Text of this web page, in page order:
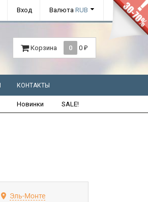
Вход Валюта RUB
Корзина 0 0 ₽
КОНТАКТЫ
Новинки SALE!
Эль-Монте